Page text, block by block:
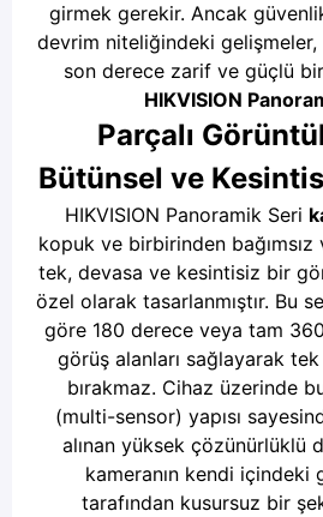
girmek gerekir. Ancak
devrim niteliğindeki gelişmeler,
son derece zarif ve güçlü
HIKVISION
Parçalı
Bütünsel ve
HIKVISION Panoramik Seri
kopuk ve birbirinden bağımsız
tek, devasa ve kesintisiz bir
özel olarak tasarlanmıştır. Bu
göre 180 derece veya tam
görüş alanları sağlayarak
bırakmaz. Cihaz üzerinde
(multi-sensor) yapısı
alınan yüksek çözünürlüklü
kameranın kendi içindeki
tarafından kusursuz bir